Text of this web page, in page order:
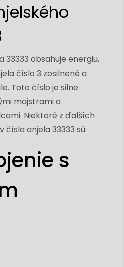
obsahuje energiu,
číslo 3 zosilnené a
Toto číslo je silne
majstrami a
Niektoré z ďalších
anjela 33333 sú:
s